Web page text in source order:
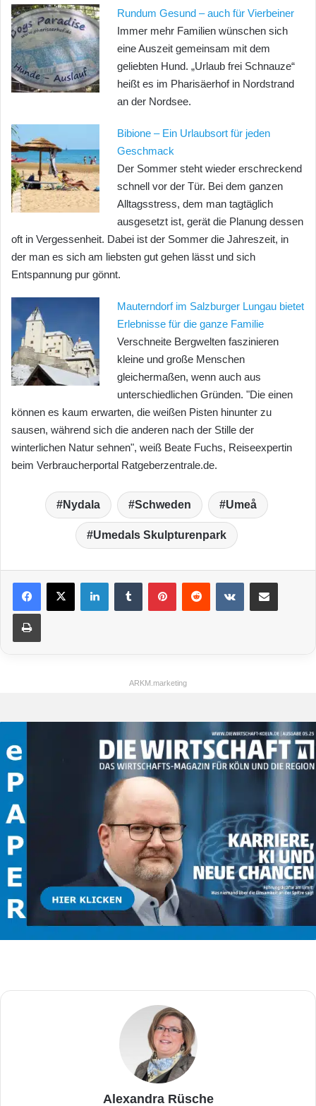
Rundum Gesund – auch für Vierbeiner
Immer mehr Familien wünschen sich
eine Auszeit gemeinsam mit dem
geliebten Hund. „Urlaub frei Schnauze“
heißt es im Pharisäerhof in Nordstrand
an der Nordsee.
Bibione – Ein Urlaubsort für jeden
Geschmack
Der Sommer steht wieder erschreckend
schnell vor der Tür. Bei dem ganzen
Alltagsstress, dem man tagtäglich
ausgesetzt ist, gerät die Planung dessen
oft in Vergessenheit. Dabei ist der Sommer die Jahreszeit, in
der man es sich am liebsten gut gehen lässt und sich
Entspannung pur gönnt.
Mauterndorf im Salzburger Lungau bietet
Erlebnisse für die ganze Familie
Verschneite Bergwelten faszinieren
kleine und große Menschen
gleichermaßen, wenn auch aus
unterschiedlichen Gründen. "Die einen
können es kaum erwarten, die weißen Pisten hinunter zu
sausen, während sich die anderen nach der Stille der
winterlichen Natur sehnen", weiß Beate Fuchs, Reiseexpertin
beim Verbraucherportal Ratgeberzentrale.de.
Nydala Schweden Umeå
Umedals Skulpturenpark
ARKM.marketing
Alexandra Rüsche